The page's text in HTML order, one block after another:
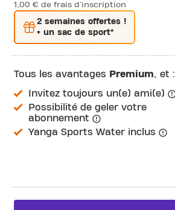
1,00 € de frais d'inscription
2 semainesoffertes !
+ un sac de sport*
Tous les avantages Premium, et :
Invitez toujours un(e) ami(e)
Possibilité de geler votre
abonnement
Yanga Sports Water inclus